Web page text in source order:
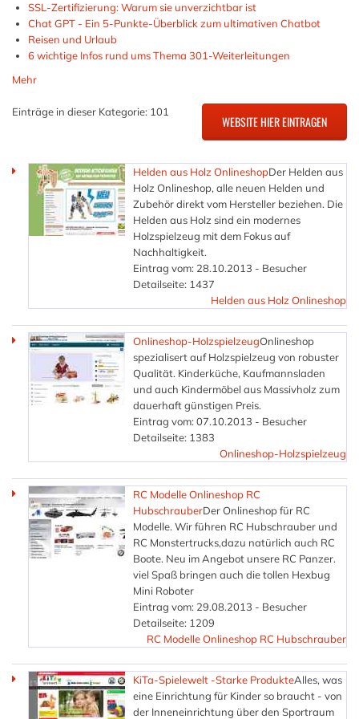
SSL-Zertifizierung: Warum sie unverzichtbar ist
Chat GPT - Ein 5-Punkte-Überblick zum ultimativen Chatbot
Reisen und Urlaub
6 wichtige Infos rund ums Thema 301-Weiterleitungen
Mehr
Einträge in dieser Kategorie: 101
Helden aus Holz OnlineshopDer Helden aus
Holz Onlineshop, alle neuen Helden und
Zubehör direkt vom Hersteller beziehen. Die
Helden aus Holz sind ein modernes
Holzspielzeug mit dem Fokus auf
Nachhaltigkeit.
Eintrag vom: 28.10.2013 - Besucher
Detailseite: 1437
Helden aus Holz Onlineshop
Onlineshop-HolzspielzeugOnlineshop
spezialisert auf Holzspielzeug von robuster
Qualität. Kinderküche, Kaufmannsladen
und auch Kindermöbel aus Massivholz zum
dauerhaft günstigen Preis.
Eintrag vom: 07.10.2013 - Besucher
Detailseite: 1383
Onlineshop-Holzspielzeug
RC Modelle Onlineshop RC
HubschrauberDer Onlineshop für RC
Modelle. Wir führen RC Hubschrauber und
RC Monstertrucks,dazu natürlich auch RC
Boote. Neu im Angebot unsere RC Panzer.
viel Spaß bringen auch die tollen Hexbug
Mini Roboter
Eintrag vom: 29.08.2013 - Besucher
Detailseite: 1209
RC Modelle Onlineshop RC Hubschrauber
KiTa-Spielewelt -Starke ProdukteAlles, was
eine Einrichtung für Kinder so braucht - von
der Inneneinrichtung über den Sportraum